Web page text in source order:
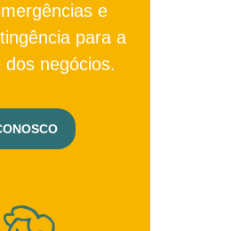
e
para a
negócios.